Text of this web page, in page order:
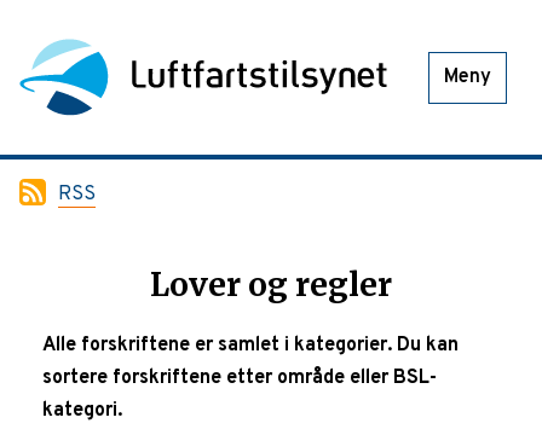
Meny
RSS
Lover og regler
Alle forskriftene er samlet i kategorier. Du kan
sortere forskriftene etter område eller BSL-
kategori.